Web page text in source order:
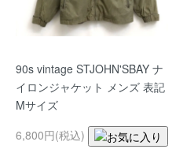
90s vintage STJOHN'SBAY ナ
イロンジャケット メンズ 表記
Mサイズ
6,800円(税込)